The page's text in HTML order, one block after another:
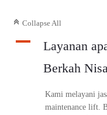
C Collapse All
A
Layanan
Berkah
Kami melayani
maintenance lift.